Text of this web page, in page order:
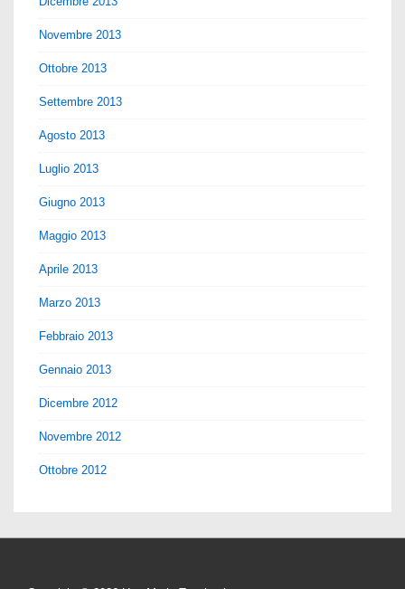
Novembre 2013
Ottobre 2013
Settembre 2013
Agosto 2013
Luglio 2013
Giugno 2013
Maggio 2013
Aprile 2013
Marzo 2013
Febbraio 2013
Gennaio 2013
Dicembre 2012
Novembre 2012
Ottobre 2012